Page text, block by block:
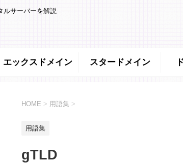
ルサーバーを解説
エックスドメイン スタードメイン
HOME > 用語集 >
用語集
gTLD